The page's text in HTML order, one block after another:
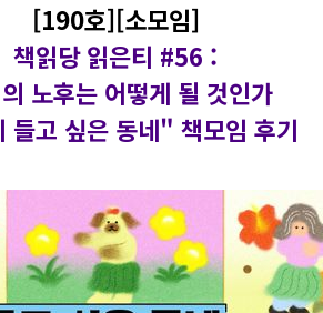
[190호][소모임]
책읽당 읽은티 #56 :
노후는 어떻게 될 것인가
들고 싶은 동네" 책모임 후기